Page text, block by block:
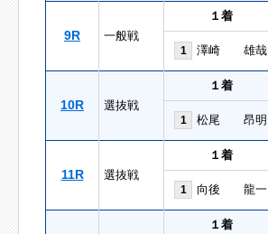
9R 一般戦
１着
1 澤崎 雄哉
10R 選抜戦
１着
1 松尾 昂明
11R 選抜戦
１着
1 向後 龍一
１着